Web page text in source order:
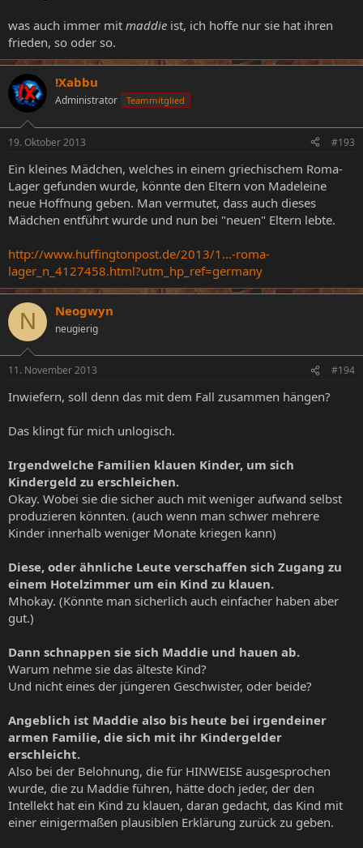
was auch immer mit maddie ist, ich hoffe nur sie hat ihren
frieden, so oder so.
!Xabbu
Administrator Teammitglied
19. Oktober 2013 #193
Ein kleines Mädchen, welches in einem griechischem Roma-
Lager gefunden wurde, könnte den Eltern von Madeleine
neue Hoffnung geben. Man vermutet, dass auch dieses
Mädchen entführt wurde und nun bei "neuen" Eltern lebte.
http://www.huffingtonpost.de/2013/1...-roma-
lager_n_4127458.html?utm_hp_ref=germany
N Neogwyn
neugierig
11. November 2013 #194
Inwiefern, soll denn das mit dem Fall zusammen hängen?
Das klingt für mich unlogisch.
Irgendwelche Familien klauen Kinder, um sich
Kindergeld zu erschleichen.
Okay. Wobei sie die sicher auch mit weniger aufwand selbst
produzieren könnten. (auch wenn man schwer mehrere
Kinder innerhalb weniger Monate kriegen kann)
Diese, oder ähnliche Leute verschaffen sich Zugang zu
einem Hotelzimmer um ein Kind zu klauen.
Mhokay. (Könnte man sicherlich auch einfacher haben aber
gut.)
Dann schnappen sie sich Maddie und hauen ab.
Warum nehme sie das älteste Kind?
Und nicht eines der jüngeren Geschwister, oder beide?
Angeblich ist Maddie also bis heute bei irgendeiner
armen Familie, die sich mit ihr Kindergelder
erschleicht.
Also bei der Belohnung, die für HINWEISE ausgesprochen
wurde, die zu Maddie führen, hätte doch jeder, der den
Intellekt hat ein Kind zu klauen, daran gedacht, das Kind mit
einer einigermaßen plausiblen Erklärung zurück zu geben.